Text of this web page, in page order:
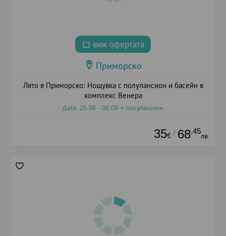
виж офертата
Приморско
Лято в Приморско: Нощувка с полупансион и басейн в
комплекс Венера
Дата: 26.06 - 06.09 + полупансион
35€ / 68.45
лв.